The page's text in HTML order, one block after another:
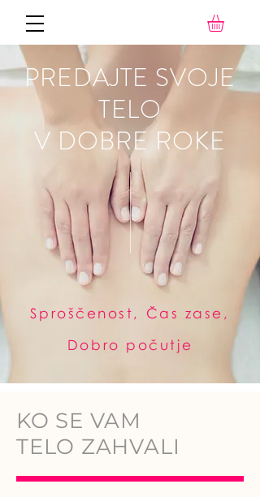
PREDAJTE SVOJE
TELO
V DOBRE ROKE
Sproščenost, Čas zase,
Dobro počutje
KO SE VAM
TELO ZAHVALI